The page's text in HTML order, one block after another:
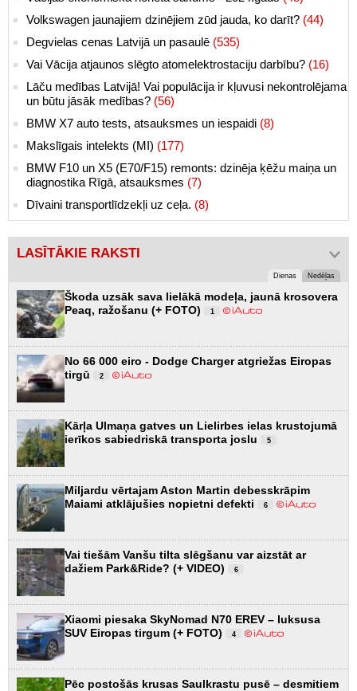
Volkswagen jaunajiem dzinējiem zūd jauda, ko darīt? (44)
Degvielas cenas Latvijā un pasaulē (535)
Vai Vācija atjaunos slēgto atomelektrostaciju darbību? (16)
Lāču medības Latvijā! Vai populācija ir kļuvusi nekontrolējama
un būtu jāsāk medības? (56)
BMW X7 auto tests, atsauksmes un iespaidi (8)
Makslīgais intelekts (MI) (177)
BMW F10 un X5 (E70/F15) remonts: dzinēja ķēžu maiņa un
diagnostika Rīgā, atsauksmes (7)
Dīvaini transportlīdzekļi uz ceļa. (8)
LASĪTĀKIE RAKSTI
Dienas Nedēļas
Škoda uzsāk sava lielākā modeļa, jaunā krosovera
Peaq, ražošanu (+ FOTO)
1
No 66 000 eiro - Dodge Charger atgriežas Eiropas
tirgū
2
Kārļa Ulmaņa gatves un Lielirbes ielas krustojumā
ierīkos sabiedriskā transporta joslu
5
Miljardu vērtajam Aston Martin debesskrāpim
Maiami atklājušies nopietni defekti
6
Vai tiešām Vanšu tilta slēgšanu var aizstāt ar
dažiem Park&Ride? (+ VIDEO)
6
Xiaomi piesaka SkyNomad N70 EREV – luksusa
SUV Eiropas tirgum (+ FOTO)
4
Pēc postošās krusas Saulkrastu pusē – desmitiem